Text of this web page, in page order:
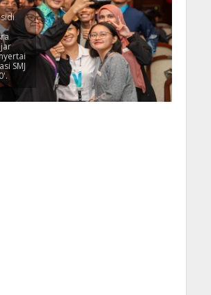
SMJ